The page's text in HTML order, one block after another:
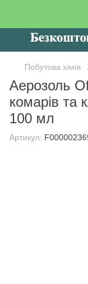
Побутова хімія
Аерозоль
комарів та
100 мл
Артикул: